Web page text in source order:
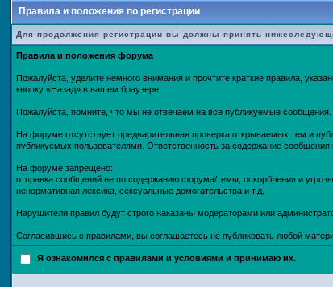
Правила и положения по регистрации
Для продолжения регистрации вы должны принять
Правила и положения форума
Пожалуйста, уделите немного внимания и прочтите краткие правила,
кнопку «Назад» в вашем браузере.
Пожалуйста, помните, что мы не отвечаем на все публикуемые сообщения.
На форуме отсутствует предварительная проверка открываемых тем и
публикуемых пользователями. Ответственность за содержание сообщения
На форуме запрещено:
отправка сообщений не по содержанию форума/темы, оскорбления и
ненормативная лексика, сексуальные домогательства и т.д.
Нарушители правил будут строго наказаны модераторами или
Согласившись с правилами, вы соглашаетесь не публиковать любой
Я ознакомился с правилами и условиями и принимаю их.